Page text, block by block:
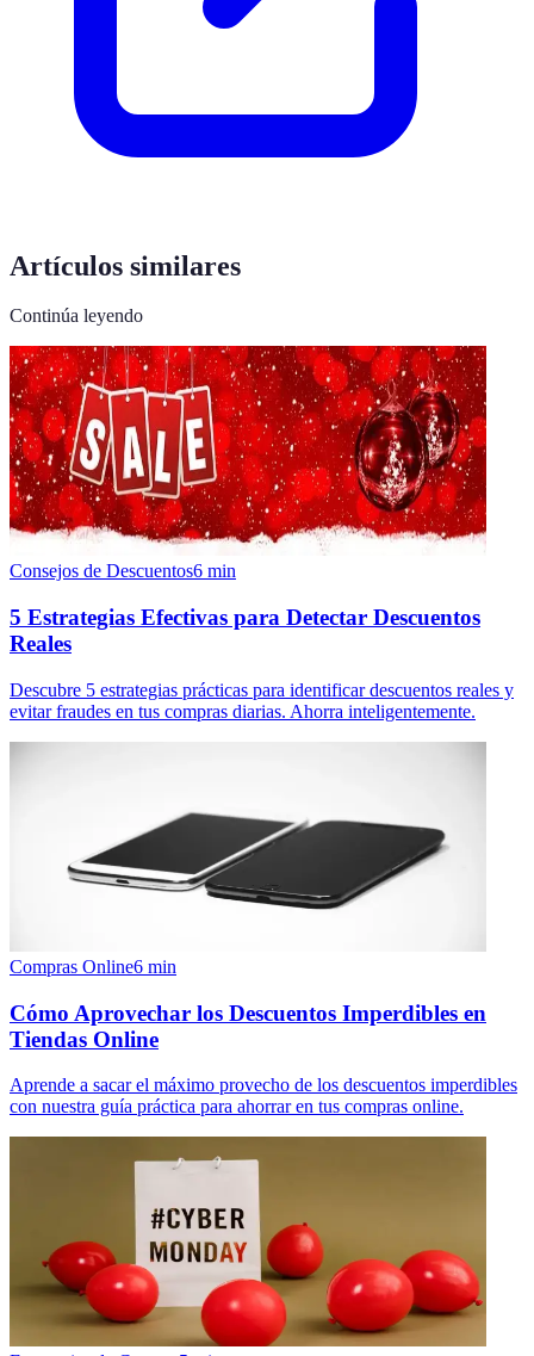
Artículos similares
Continúa leyendo
Consejos de Descuentos6 min
5 Estrategias Efectivas para Detectar Descuentos
Reales
Descubre 5 estrategias prácticas para identificar descuentos reales y
evitar fraudes en tus compras diarias. Ahorra inteligentemente.
Compras Online6 min
Cómo Aprovechar los Descuentos Imperdibles en
Tiendas Online
Aprende a sacar el máximo provecho de los descuentos imperdibles
con nuestra guía práctica para ahorrar en tus compras online.